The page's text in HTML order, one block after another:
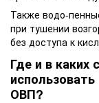
Также водо-
при тушении
без доступа к
Где и в каких
ОВП?